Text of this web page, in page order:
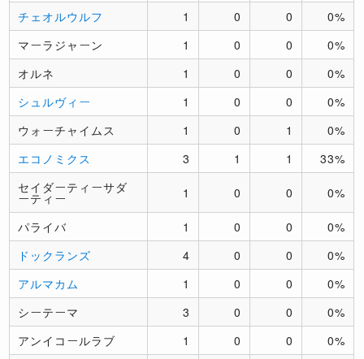
チェオルウルフ
1 0 0
0%
マーラジャーン
1 0 0
0%
オルネ
1 0 0
0%
シュルヴィー
1 0 0
0%
ウォーチャイムス
1 0 1
0%
エコノミクス
3 1 1
33%
セイダーティーサダ
ーティー 1 0 0 0%
パライバ 1 0 0
0%
ドックランズ
4 0 0
0%
アルマカム
1 0 0
0%
シーテーマ
3 0 0
0%
アンイコールラブ
1 0 0
0%